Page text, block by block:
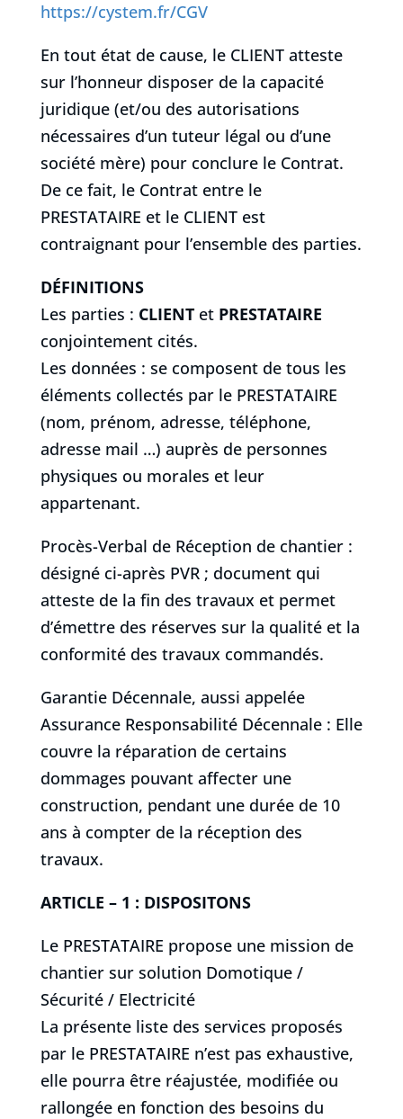
https://cystem.fr/CGV
En tout état de cause, le CLIENT atteste
sur l’honneur disposer de la capacité
juridique (et/ou des autorisations
nécessaires d’un tuteur légal ou d’une
société mère) pour conclure le Contrat.
De ce fait, le Contrat entre le
PRESTATAIRE et le CLIENT est
contraignant pour l’ensemble des parties.
DÉFINITIONS
Les parties : CLIENTet PRESTATAIRE
conjointement cités.
Les données : se composent de tous les
éléments collectés par le PRESTATAIRE
(nom, prénom, adresse, téléphone,
adresse mail …) auprès de personnes
physiques ou morales et leur
appartenant.
Procès-Verbal de Réception de chantier :
désigné ci-après PVR ; document qui
atteste de la fin des travaux et permet
d’émettre des réserves sur la qualité et la
conformité des travaux commandés.
Garantie Décennale, aussi appelée
Assurance Responsabilité Décennale : Elle
couvre la réparation de certains
dommages pouvant affecter une
construction, pendant une durée de 10
ans à compter de la réception des
travaux.
ARTICLE – 1 : DISPOSITONS
Le PRESTATAIRE propose une mission de
chantier sur solution Domotique /
Sécurité / Electricité
La présente liste des services proposés
par le PRESTATAIRE n’est pas exhaustive,
elle pourra être réajustée, modifiée ou
rallongée en fonction des besoins du